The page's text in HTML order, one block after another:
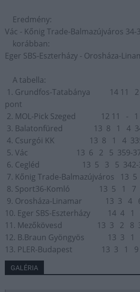
Eredmény:
Vác - Kőnig Trade-Balmazújváros 34-
korábban:
Eger SBS-Eszterházy - Orosháza-
A tabella:
1. Grundfos-Tatabánya 14 11 2
pont
2. MOL-Pick Szeged 12 11 - 1
3. Balatonfüred 13 8 1 4
4. Csurgói KK 13 8 1 4
5. Vác 13 6 2 5 359-
6. Cegléd 13 5 3 5 342-
7. Kőnig Trade-Balmazújváros 13
8. Sport36-Komló 13 5 1 7
9. Orosháza-Linamar 13 3 4 6
10. Eger SBS-Eszterházy 14 4 1
11. Mezőkövesd 13 3 2 8
12. B.Braun Gyöngyös 13 3 1
13. PLER-Budapest 13 3 1 9
GALÉRIA